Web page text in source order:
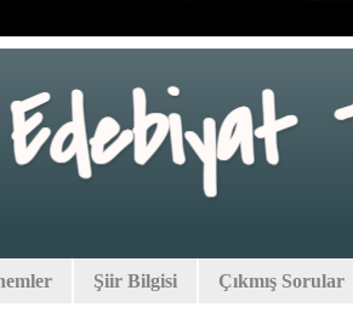
Şiir Bilgisi Çıkmış Sorular